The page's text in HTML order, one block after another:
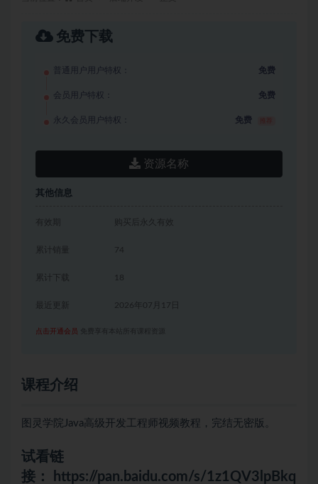
免费下载
普通用户用户特权： 免费
会员用户特权： 免费
永久会员用户特权： 免费
资源名称
其他信息
有效期 购买后永久有效
累计销量 74
累计下载 18
2026年07月17日
点击开通会员 免费享有本站所有课程资源
课程介绍
图灵学院Java高级开发工程师视频教程，完结无密版。
试看链
接：
https://pan.baidu.com/s/1z1QV3lpBkq